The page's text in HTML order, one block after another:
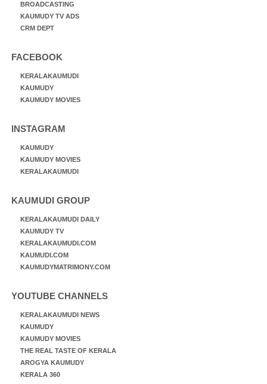
BROADCASTING
KAUMUDY TV ADS
CRM DEPT
FACEBOOK
KERALAKAUMUDI
KAUMUDY
KAUMUDY MOVIES
INSTAGRAM
KAUMUDY
KAUMUDY MOVIES
KERALAKAUMUDI
KAUMUDI GROUP
KERALAKAUMUDI DAILY
KAUMUDY TV
KERALAKAUMUDI.COM
KAUMUDI.COM
KAUMUDYMATRIMONY.COM
YOUTUBE CHANNELS
KERALAKAUMUDI NEWS
KAUMUDY
KAUMUDY MOVIES
THE REAL TASTE OF KERALA
AROGYA KAUMUDY
KERALA 360